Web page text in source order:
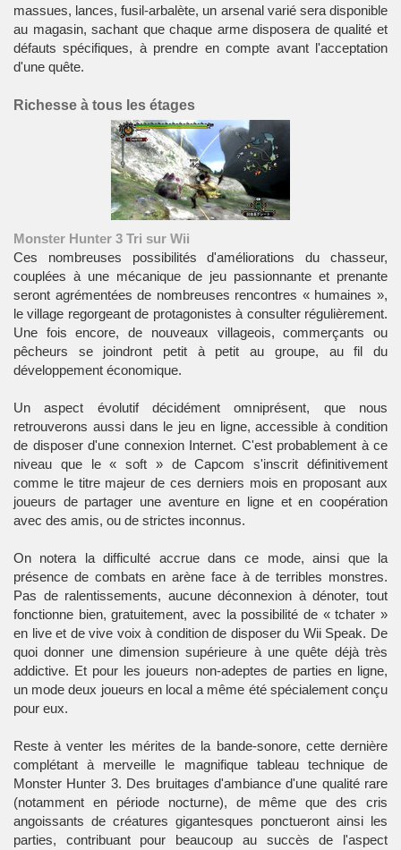
massues, lances, fusil-arbalète, un arsenal varié sera disponible
au magasin, sachant que chaque arme disposera de qualité et
défauts spécifiques, à prendre en compte avant l'acceptation
d'une quête.
Richesse à tous les étages
Monster Hunter 3 Tri sur Wii
Ces nombreuses possibilités d'améliorations du chasseur,
couplées à une mécanique de jeu passionnante et prenante
seront agrémentées de nombreuses rencontres « humaines »,
le village regorgeant de protagonistes à consulter régulièrement.
Une fois encore, de nouveaux villageois, commerçants ou
pêcheurs se joindront petit à petit au groupe, au fil du
développement économique.
Un aspect évolutif décidément omniprésent, que nous
retrouverons aussi dans le jeu en ligne, accessible à condition
de disposer d'une connexion Internet. C'est probablement à ce
niveau que le « soft » de Capcom s'inscrit définitivement
comme le titre majeur de ces derniers mois en proposant aux
joueurs de partager une aventure en ligne et en coopération
avec des amis, ou de strictes inconnus.
On notera la difficulté accrue dans ce mode, ainsi que la
présence de combats en arène face à de terribles monstres.
Pas de ralentissements, aucune déconnexion à dénoter, tout
fonctionne bien, gratuitement, avec la possibilité de « tchater »
en live et de vive voix à condition de disposer du Wii Speak. De
quoi donner une dimension supérieure à une quête déjà très
addictive. Et pour les joueurs non-adeptes de parties en ligne,
un mode deux joueurs en local a même été spécialement conçu
pour eux.
Reste à venter les mérites de la bande-sonore, cette dernière
complétant à merveille le magnifique tableau technique de
Monster Hunter 3. Des bruitages d'ambiance d'une qualité rare
(notamment en période nocturne), de même que des cris
angoissants de créatures gigantesques ponctueront ainsi les
parties, contribuant pour beaucoup au succès de l'aspect